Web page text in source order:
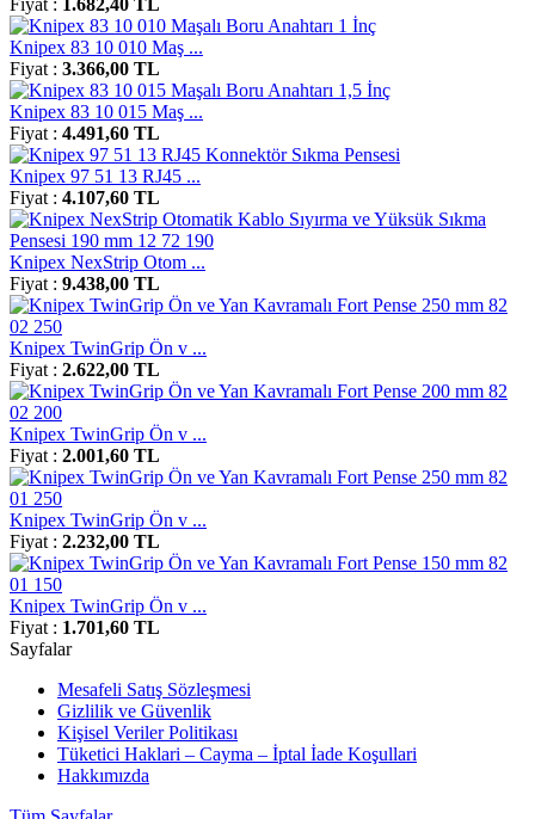
Fiyat : 1.682,40 TL
Knipex 83 10 010 Maş ...
Fiyat : 3.366,00 TL
Knipex 83 10 015 Maş ...
Fiyat : 4.491,60 TL
Knipex 97 51 13 RJ45 ...
Fiyat : 4.107,60 TL
Knipex NexStrip Otom ...
Fiyat : 9.438,00 TL
Knipex TwinGrip Ön v ...
Fiyat : 2.622,00 TL
Knipex TwinGrip Ön v ...
Fiyat : 2.001,60 TL
Knipex TwinGrip Ön v ...
Fiyat : 2.232,00 TL
Knipex TwinGrip Ön v ...
Fiyat : 1.701,60 TL
Sayfalar
Mesafeli Satış Sözleşmesi
Gizlilik ve Güvenlik
Kişisel Veriler Politikası
Tüketici Haklari – Cayma – İptal İade Koşullari
Hakkımızda